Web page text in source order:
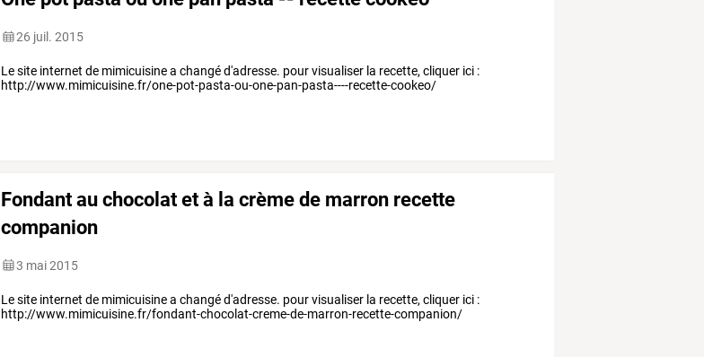
26 juil. 2015
Le site internet de mimicuisine a changé d'adresse. pour visualiser la recette, cliquer ici :
http://www.mimicuisine.fr/one-pot-pasta-ou-one-pan-pasta----recette-cookeo/
Fondant au chocolat et à la crème de marron recette
companion
3 mai 2015
Le site internet de mimicuisine a changé d'adresse. pour visualiser la recette, cliquer ici :
http://www.mimicuisine.fr/fondant-chocolat-creme-de-marron-recette-companion/